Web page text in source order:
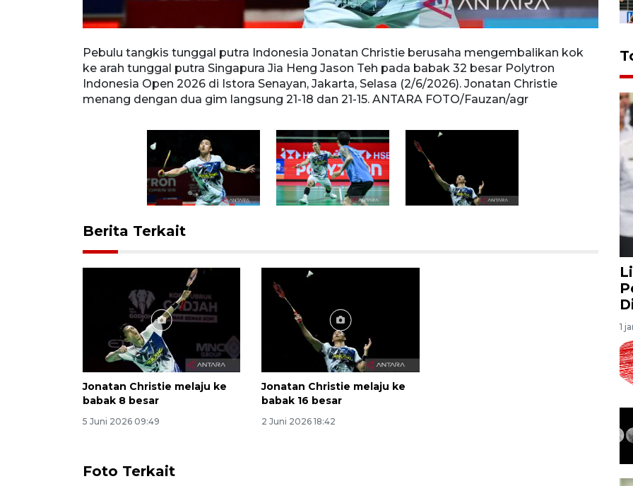
Pebulu tangkis tunggal putra Indonesia Jonatan Christie berusaha mengembalikan kok
ke arah tunggal putra Singapura Jia Heng Jason Teh pada babak 32 besar Polytron
Indonesia Open 2026 di Istora Senayan, Jakarta, Selasa (2/6/2026). Jonatan Christie
menang dengan dua gim langsung 21-18 dan 21-15. ANTARA FOTO/Fauzan/agr
kok
Berita Terkait
Jonatan Christie melaju ke
babak 8 besar
5 Juni 2026 09:49
Jonatan Christie melaju ke
babak 16 besar
2 Juni 2026 18:42
Foto Terkait
1